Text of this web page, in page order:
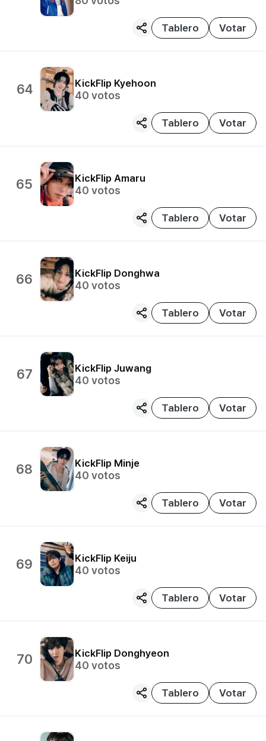
Tablero Votar
64 KickFlip Kyehoon
40 votos
Tablero Votar
65 KickFlip Amaru
40 votos
Tablero Votar
66 KickFlip Donghwa
40 votos
Tablero Votar
67 KickFlip Juwang
40 votos
Tablero Votar
68 KickFlip Minje
40 votos
Tablero Votar
69 KickFlip Keiju
40 votos
Tablero Votar
70 KickFlip Donghyeon
40 votos
Tablero Votar